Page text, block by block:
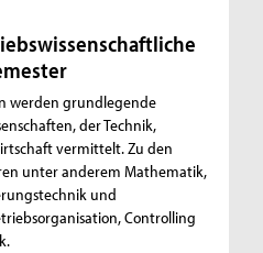
werden grundlegende
der Technik,
vermittelt. Zu den
unter anderem Mathematik,
und
Controlling